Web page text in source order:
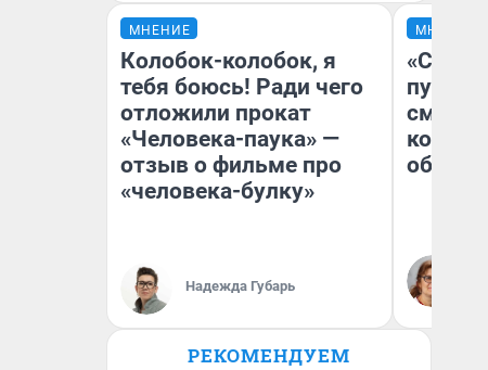
МНЕНИЕ
Колобок-колобок, я
тебя боюсь! Ради чего
отложили прокат
«Человека-паука» —
отзыв о фильме про
«человека-булку»
Надежда Губарь
МНЕНИЕ
РЕКОМЕНДУЕМ